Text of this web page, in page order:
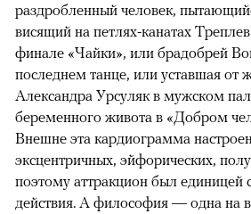
раздробленный человек,
висящий на петлях-канатах
финале «Чайки», или брадобрей
последнем танце, или уставшая
Александра Урсуляк в мужском
беременного живота в «Добром
Внешне эта кардиограмма
эксцентричных, эйфорических,
поэтому аттракцион был единицей
действия. А философия — одна на